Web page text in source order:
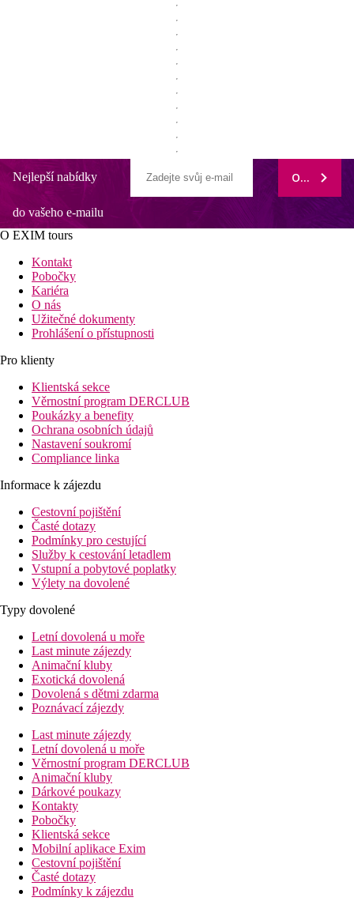
Nejlepší nabídky
do vašeho e-mailu
ODEBÍRAT
O EXIM tours
Kontakt
Pobočky
Kariéra
O nás
Užitečné dokumenty
Prohlášení o přístupnosti
Pro klienty
Klientská sekce
Věrnostní program DERCLUB
Poukázky a benefity
Ochrana osobních údajů
Nastavení soukromí
Compliance linka
Informace k zájezdu
Cestovní pojištění
Časté dotazy
Podmínky pro cestující
Služby k cestování letadlem
Vstupní a pobytové poplatky
Výlety na dovolené
Typy dovolené
Letní dovolená u moře
Last minute zájezdy
Animační kluby
Exotická dovolená
Dovolená s dětmi zdarma
Poznávací zájezdy
Last minute zájezdy
Letní dovolená u moře
Věrnostní program DERCLUB
Animační kluby
Dárkové poukazy
Kontakty
Pobočky
Klientská sekce
Mobilní aplikace Exim
Cestovní pojištění
Časté dotazy
Podmínky k zájezdu